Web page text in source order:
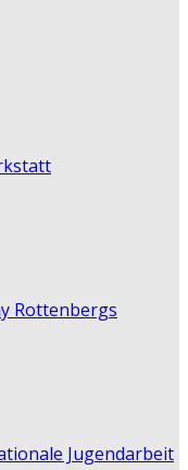
Rottenbergs
Jugendarbeit